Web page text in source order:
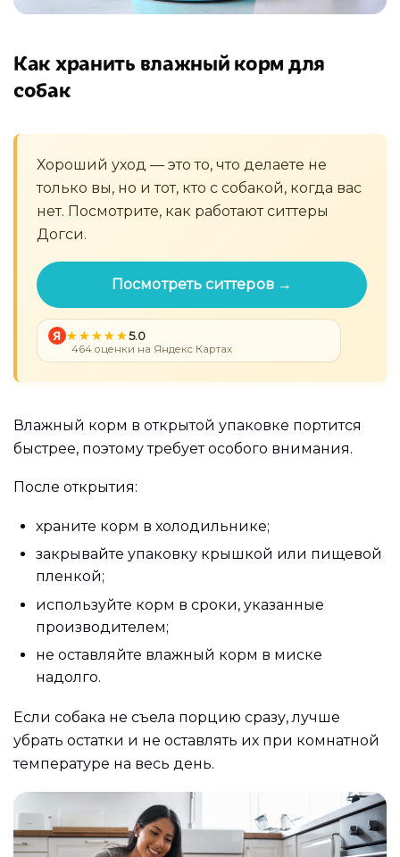
Как хранить влажный корм для
собак
Хороший уход — это то, что делаете не
только вы, но и тот, кто с собакой, когда вас
нет. Посмотрите, как работают ситтеры
Догси.
Посмотреть ситтеров →
Я 5.0
464 оценки на Яндекс Картах
Влажный корм в открытой упаковке портится
быстрее, поэтому требует особого внимания.
После открытия:
храните корм в холодильнике;
закрывайте упаковку крышкой или пищевой
пленкой;
используйте корм в сроки, указанные
производителем;
не оставляйте влажный корм в миске
надолго.
Если собака не съела порцию сразу, лучше
убрать остатки и не оставлять их при комнатной
температуре на весь день.